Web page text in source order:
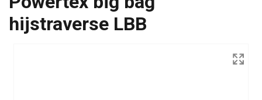
hijstraverse LBB